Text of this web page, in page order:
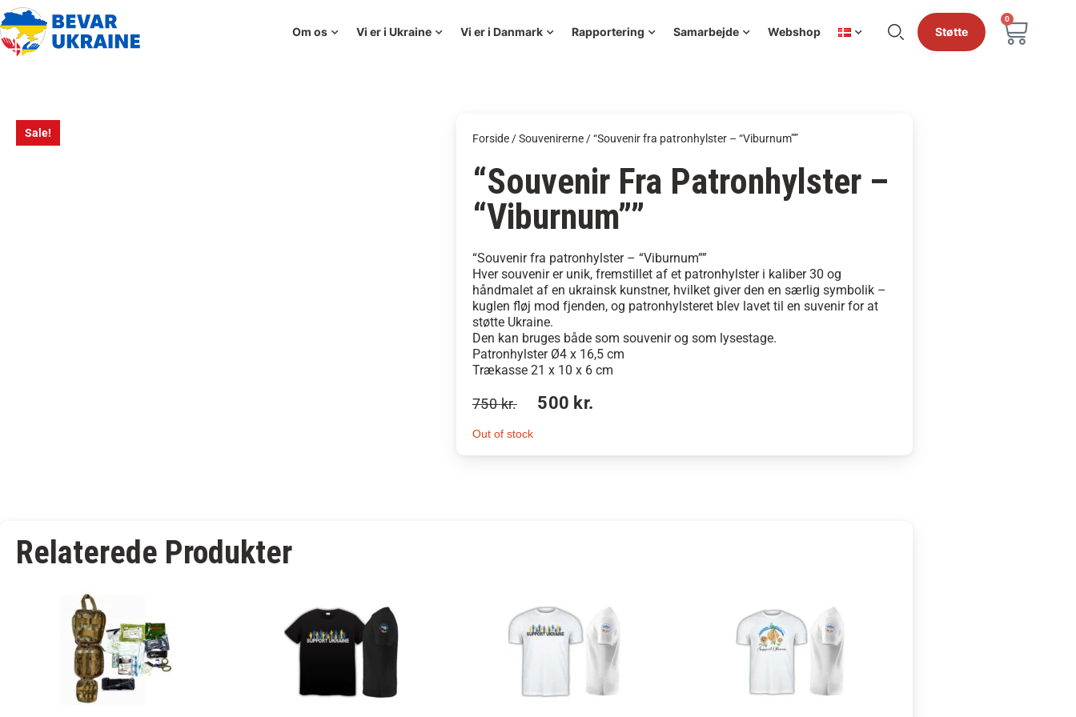
Om os Vi er i Ukraine Vi er i Danmark Rapportering Samarbejde Webshop Støtte
0
Sale! Forside /Souvenirerne / “Souvenir fra patronhylster – “Viburnum””
“Souvenir Fra Patronhylster –
“Viburnum””
“Souvenir fra patronhylster – “Viburnum””
Hver souvenir er unik, fremstillet af et patronhylster i kaliber 30 og
håndmalet af en ukrainsk kunstner, hvilket giver den en særlig symbolik –
kuglen fløj mod fjenden, og patronhylsteret blev lavet til en suvenir for at
støtte Ukraine.
Den kan bruges både som souvenir og som lysestage.
Patronhylster Ø4 x 16,5 cm
Trækasse 21 x 10 x 6 cm
750kr. 500 kr.
Out of stock
Relaterede Produkter